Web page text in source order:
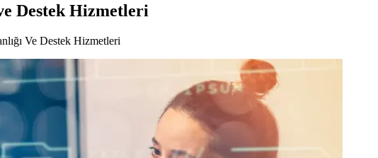
Destek Hizmetleri
Ve Destek Hizmetleri